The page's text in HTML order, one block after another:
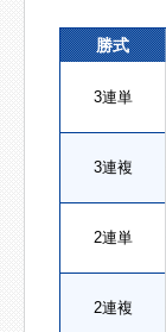
勝式
3連単
3連複
2連単
2連複